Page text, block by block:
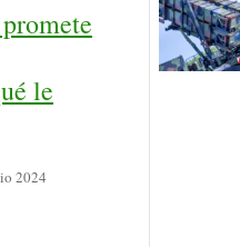
le
2024